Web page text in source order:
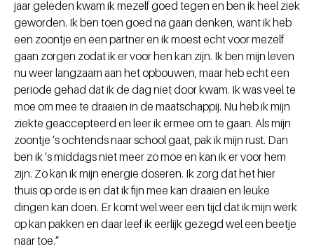
jaar geleden kwam ik mezelf goed tegen en ben ik heel ziek
geworden. Ik ben toen goed na gaan denken, want ik heb
een zoontje en een partner en ik moest echt voor mezelf
gaan zorgen zodat ik er voor hen kan zijn. Ik ben mijn leven
nu weer langzaam aan het opbouwen, maar heb echt een
periode gehad dat ik de dag niet door kwam. Ik was veel te
moe om mee te draaien in de maatschappij. Nu heb ik mijn
ziekte geaccepteerd en leer ik ermee om te gaan. Als mijn
zoontje ’s ochtends naar school gaat, pak ik mijn rust. Dan
ben ik ’s middags niet meer zo moe en kan ik er voor hem
zijn. Zo kan ik mijn energie doseren. Ik zorg dat het hier
thuis op orde is en dat ik fijn mee kan draaien en leuke
dingen kan doen. Er komt wel weer een tijd dat ik mijn werk
op kan pakken en daar leef ik eerlijk gezegd wel een beetje
naar toe.”